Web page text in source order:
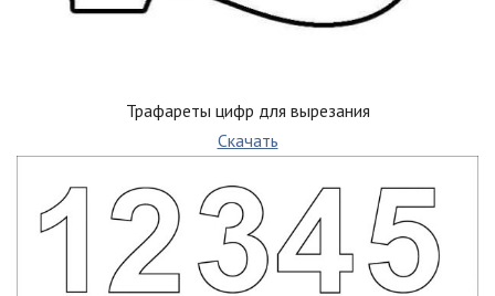
Трафареты цифр для вырезания
Скачать